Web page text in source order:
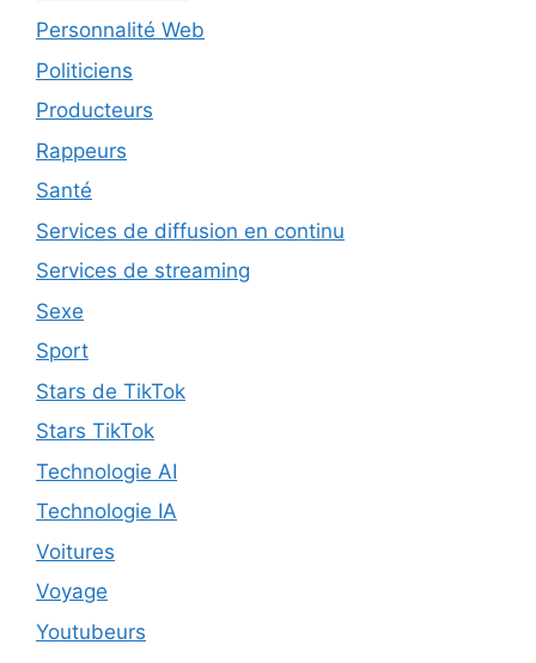
Personnalité Web
Politiciens
Producteurs
Rappeurs
Santé
Services de diffusion en continu
Services de streaming
Sexe
Sport
Stars de TikTok
Stars TikTok
Technologie AI
Technologie IA
Voitures
Voyage
Youtubeurs